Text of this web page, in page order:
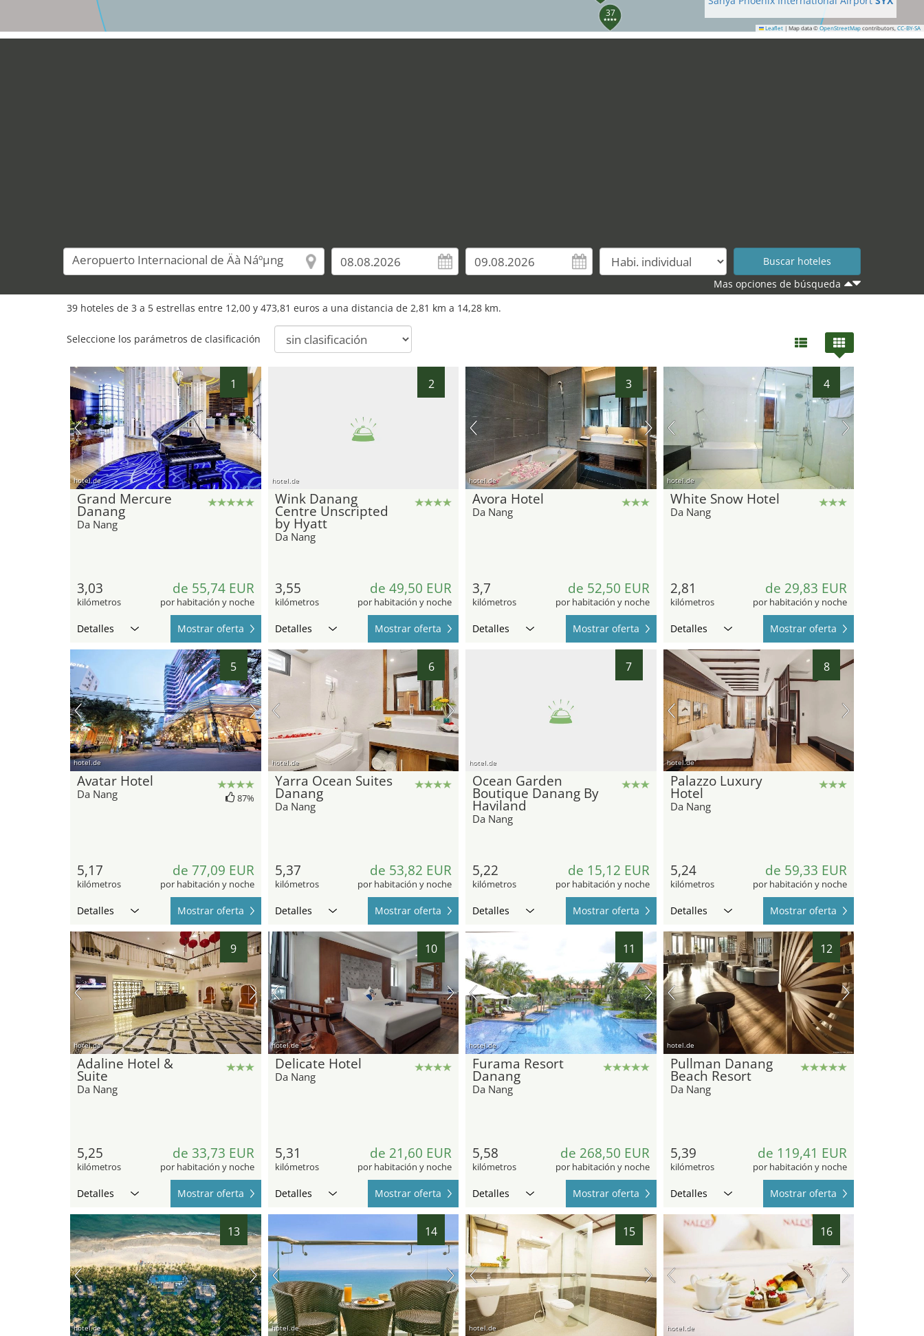
37
Leaflet | Map data © OpenStreetMap contributors, CC-BY-SA
Mas opciones de búsqueda
39 hoteles de 3 a 5 estrellas entre 12,00 y 473,81 euros a una distancia de 2,81 km a 14,28 km.
Seleccione los parámetros de clasificación
1
hotel.de
Grand Mercure
Danang
Da Nang
3,03
kilómetros
de 55,74 EUR
por habitación y noche
Detalles Mostrar oferta
2
hotel.de
Wink Danang
Centre Unscripted
by Hyatt
Da Nang
3,55
kilómetros
de 49,50 EUR
por habitación y noche
Detalles Mostrar oferta
3
hotel.de
Avora Hotel
Da Nang
3,7
kilómetros
de 52,50 EUR
por habitación y noche
Detalles Mostrar oferta
4
hotel.de
White Snow Hotel
Da Nang
2,81
kilómetros
de 29,83 EUR
por habitación y noche
Detalles Mostrar oferta
5
hotel.de
Avatar Hotel
Da Nang 87%
5,17
kilómetros
de 77,09 EUR
por habitación y noche
Detalles Mostrar oferta
6
hotel.de
Yarra Ocean Suites
Danang
Da Nang
5,37
kilómetros
de 53,82 EUR
por habitación y noche
Detalles Mostrar oferta
7
hotel.de
Ocean Garden
Boutique Danang By
Haviland
Da Nang
5,22
kilómetros
de 15,12 EUR
por habitación y noche
Detalles Mostrar oferta
8
hotel.de
Palazzo Luxury
Hotel
Da Nang
5,24
kilómetros
de 59,33 EUR
por habitación y noche
Detalles Mostrar oferta
9
hotel.de
Adaline Hotel &
Suite
Da Nang
5,25
kilómetros
de 33,73 EUR
por habitación y noche
Detalles Mostrar oferta
10
hotel.de
Delicate Hotel
Da Nang
5,31
kilómetros
de 21,60 EUR
por habitación y noche
Detalles Mostrar oferta
11
hotel.de
Furama Resort
Danang
Da Nang
5,58
kilómetros
de 268,50 EUR
por habitación y noche
Detalles Mostrar oferta
12
hotel.de
Pullman Danang
Beach Resort
Da Nang
5,39
kilómetros
de 119,41 EUR
por habitación y noche
Detalles Mostrar oferta
13
hotel.de
14
hotel.de
15
hotel.de
16
hotel.de